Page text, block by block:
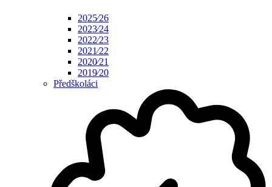
2025⁄26
2023⁄24
2022⁄23
2021⁄22
2020⁄21
2019⁄20
Předškoláci